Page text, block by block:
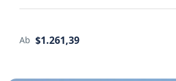
Ab $1.261,39